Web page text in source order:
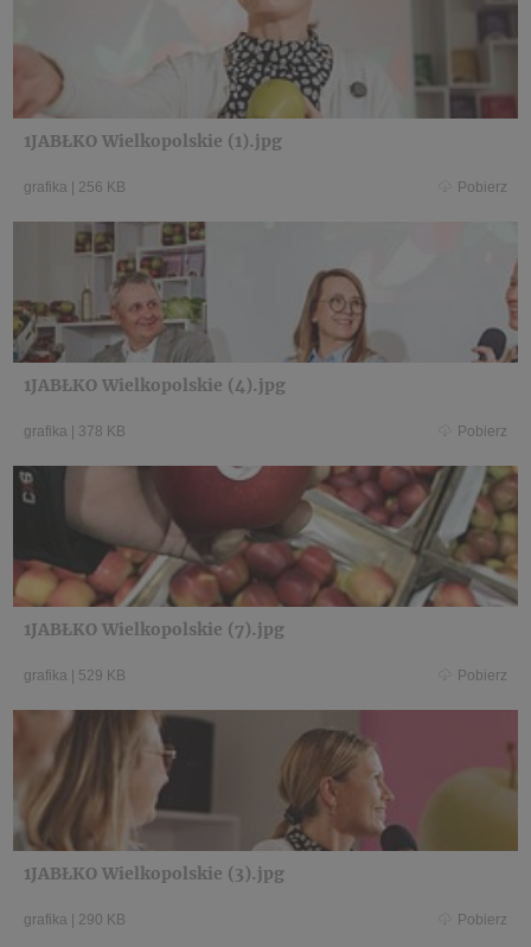
1JABŁKO Wielkopolskie (1).jpg
grafika 256 KB Pobierz
1JABŁKO Wielkopolskie (4).jpg
grafika 378 KB Pobierz
1JABŁKO Wielkopolskie (7).jpg
grafika 529 KB Pobierz
1JABŁKO Wielkopolskie (3).jpg
grafika 290 KB Pobierz